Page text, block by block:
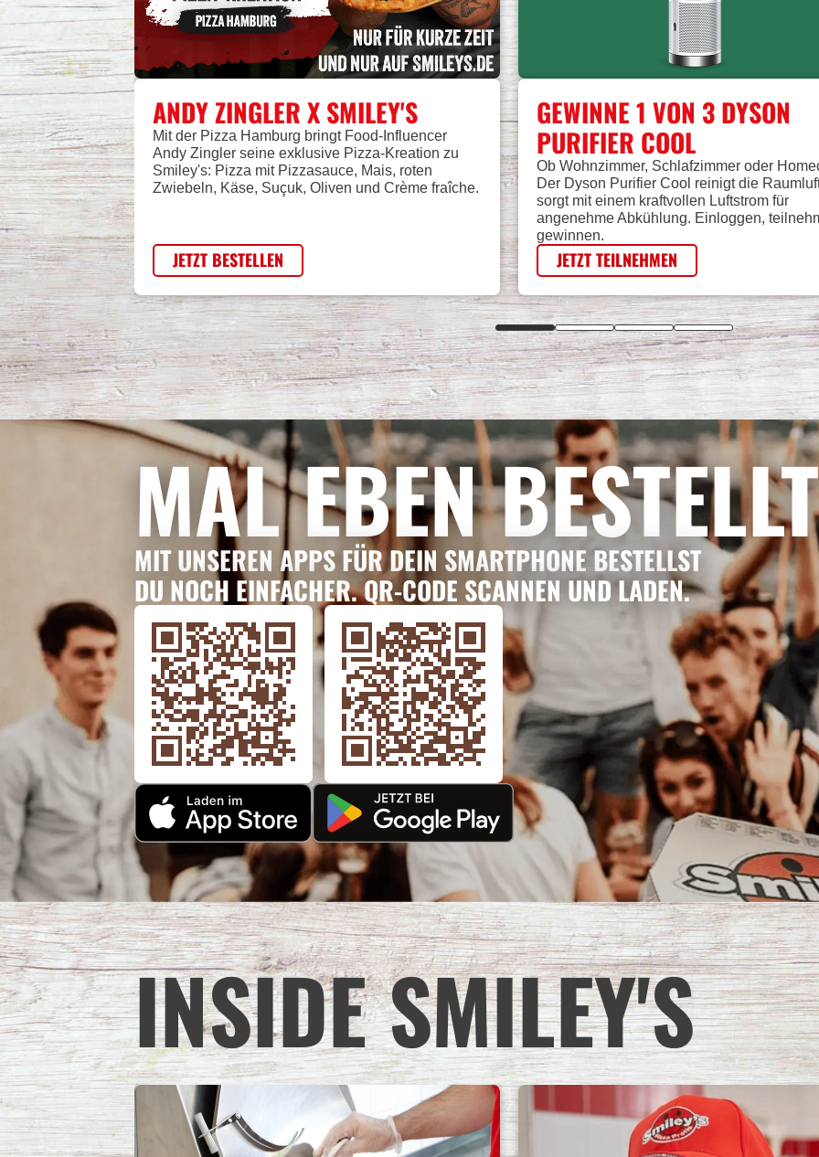
ANDY ZINGLER X SMILEY'S
Mit der Pizza Hamburg bringt Food-Influencer
Andy Zingler seine exklusive Pizza-Kreation zu
Smiley's: Pizza mit Pizzasauce, Mais, roten
Zwiebeln, Käse, Suçuk, Oliven und Crème fraîche.
JETZT BESTELLEN
GEWINNE 1 VON 3 DYSON
PURIFIER COOL
Ob Wohnzimmer, Schlafzimmer oder
Der Dyson Purifier Cool reinigt die
sorgt mit einem kraftvollen Luftstrom für
angenehme Abkühlung. Einloggen,
gewinnen.
JETZT TEILNEHMEN
MAL EBEN BESTELLT
MIT UNSEREN APPS FÜR DEIN SMARTPHONE BESTELLST
DU NOCH EINFACHER. QR-CODE SCANNEN UND LADEN.
INSIDE SMILEY'S